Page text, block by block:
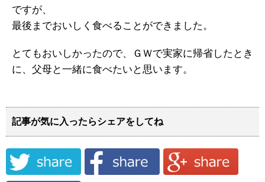
ですが、
最後までおいしく食べることができました。
とてもおいしかったので、ＧＷで実家に帰省したとき
に、父母と一緒に食べたいと思います。
記事が気に入ったらシェアをしてね